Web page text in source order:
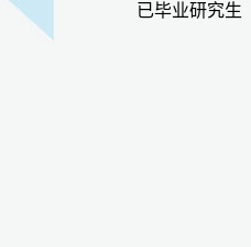
已毕业研究生